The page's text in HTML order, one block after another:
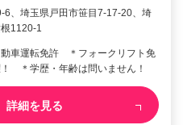
6、埼玉県戸田市笹目7-17-20、埼
1120-1
車運転免許 ＊フォークリフト免
＊学歴・年齢は問いません！
詳細を見る